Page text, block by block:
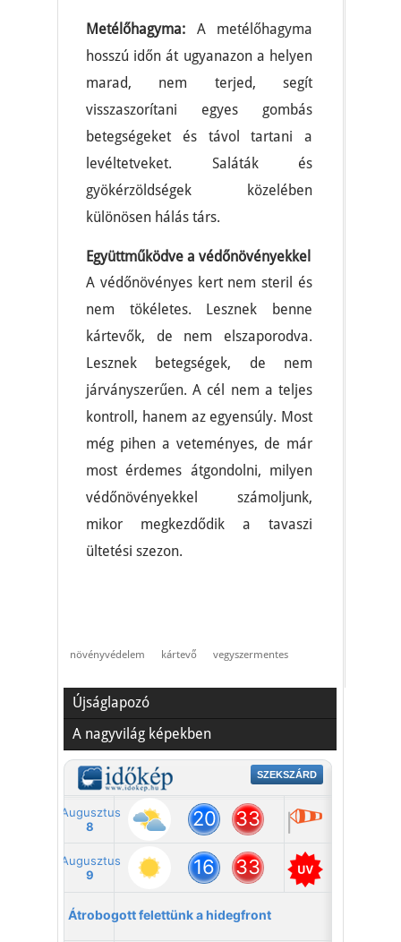
Metélőhagyma: A metélőhagyma
hosszú időn át ugyanazon a helyen
marad, nem terjed, segít
visszaszorítani egyes gombás
betegségeket és távol tartani a
levéltetveket. Saláták és
gyökérzöldségek közelében
különösen hálás társ.
Együttműködve a védőnövényekkel
A védőnövényes kert nem steril és
nem tökéletes. Lesznek benne
kártevők, de nem elszaporodva.
Lesznek betegségek, de nem
járványszerűen. A cél nem a teljes
kontroll, hanem az egyensúly. Most
még pihen a veteményes, de már
most érdemes átgondolni, milyen
védőnövényekkel számoljunk,
mikor megkezdődik a tavaszi
ültetési szezon.
növényvédelem kártevő vegyszermentes
Újságlapozó
A nagyvilág képekben